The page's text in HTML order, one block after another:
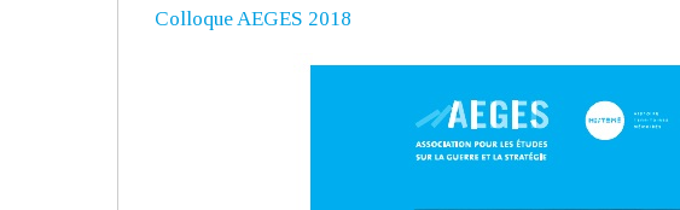
Colloque AEGES 2018